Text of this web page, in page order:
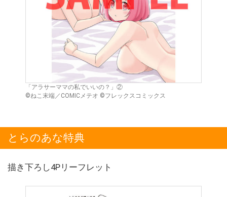
「アラサーママの私でいいの？」②
©ねこ末端／COMICメテオ ©フレックスコミックス
とらのあな特典
描き下ろし4Pリーフレット